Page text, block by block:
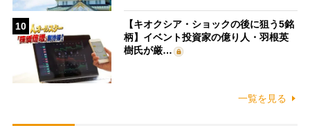
10
【キオクシア・ショックの後に狙う5銘
柄】イベント投資家の億り人・羽根英
樹氏が厳…
一覧を見る